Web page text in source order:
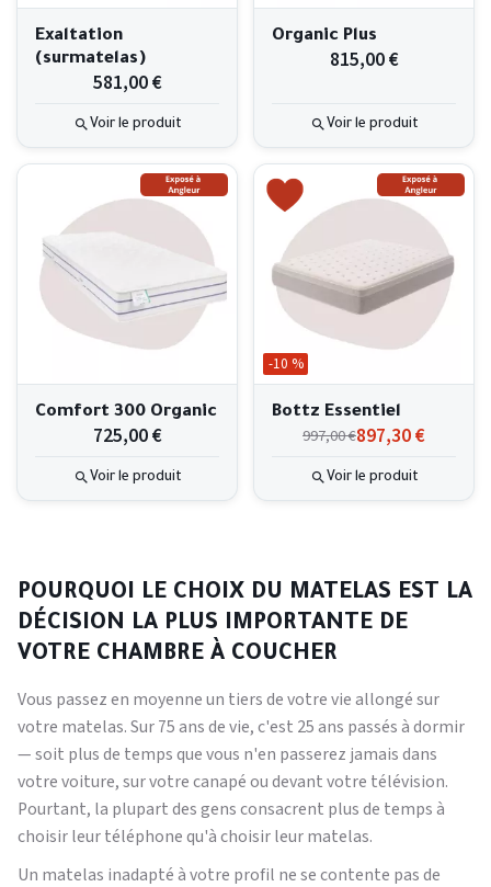
Exaltation
(surmatelas)
581,00 €
Voir le produit
Organic Plus
815,00 €
Voir le produit
Comfort 300 Organic
725,00 €
Voir le produit
-10 %
Bottz Essentiel
897,30 €
997,00 €
Voir le produit
POURQUOI LE CHOIX DU MATELAS EST LA
DÉCISION LA PLUS IMPORTANTE DE
VOTRE CHAMBRE À COUCHER
Vous passez en moyenne un tiers de votre vie allongé sur
votre matelas. Sur 75 ans de vie, c'est 25 ans passés à dormir
— soit plus de temps que vous n'en passerez jamais dans
votre voiture, sur votre canapé ou devant votre télévision.
Pourtant, la plupart des gens consacrent plus de temps à
choisir leur téléphone qu'à choisir leur matelas.
Un matelas inadapté à votre profil ne se contente pas de